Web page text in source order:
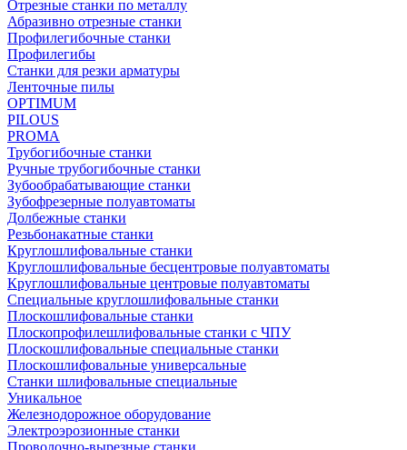
Отрезные станки по металлу
Абразивно отрезные станки
Профилегибочные станки
Профилегибы
Станки для резки арматуры
Ленточные пилы
OPTIMUM
PILOUS
PROMA
Трубогибочные станки
Ручные трубогибочные станки
Зубообрабатывающие станки
Зубофрезерные полуавтоматы
Долбежные станки
Резьбонакатные станки
Круглошлифовальные станки
Круглошлифовальные бесцентровые полуавтоматы
Круглошлифовальные центровые полуавтоматы
Специальные круглошлифовальные станки
Плоскошлифовальные станки
Плоскопрофилешлифовальные станки с ЧПУ
Плоскошлифовальные специальные станки
Плоскошлифовальные универсальные
Станки шлифовальные специальные
Уникальное
Железнодорожное оборудование
Электроэрозионные станки
Проволочно-вырезные станки